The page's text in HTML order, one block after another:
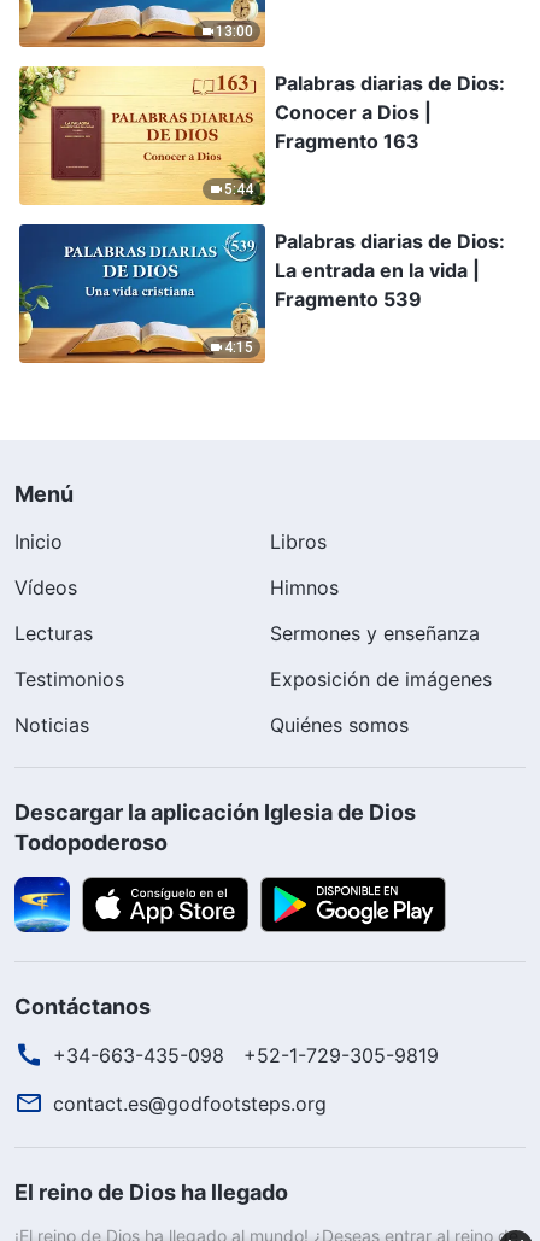
13:00
5:44
Palabras diarias de Dios:
Conocer a Dios |
Fragmento 163
4:15
Palabras diarias de Dios:
La entrada en la vida |
Fragmento 539
Menú
Inicio
Libros
Vídeos
Himnos
Lecturas
Sermones y enseñanza
Testimonios
Exposición de imágenes
Noticias
Quiénes somos
Descargar la aplicación Iglesia de Dios
Todopoderoso
Contáctanos
+34-663-435-098
+52-1-729-305-9819
contact.es@godfootsteps.org
El reino de Dios ha llegado
¡El reino de Dios ha llegado al mundo! ¿Deseas entrar al reino de